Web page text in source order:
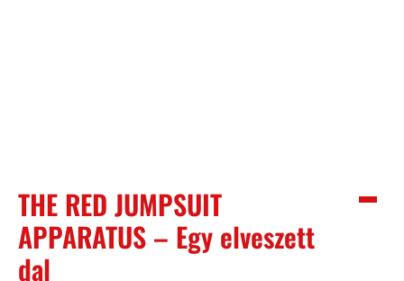
THE RED JUMPSUIT
APPARATUS – Egy elveszett
dal